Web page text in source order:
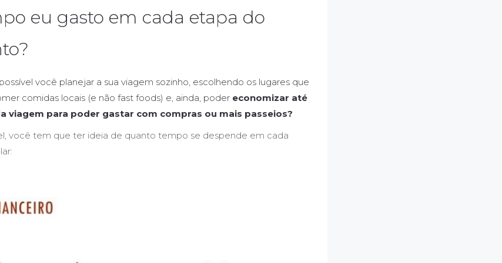
eu gasto em cada etapa do
você planejar a sua viagem sozinho, escolhendo os lugares que
comidas locais (e não fast foods) e, ainda, poder economizar até
viagem para poder gastar com compras ou mais passeios?
você tem que ter ideia de quanto tempo se despende em cada